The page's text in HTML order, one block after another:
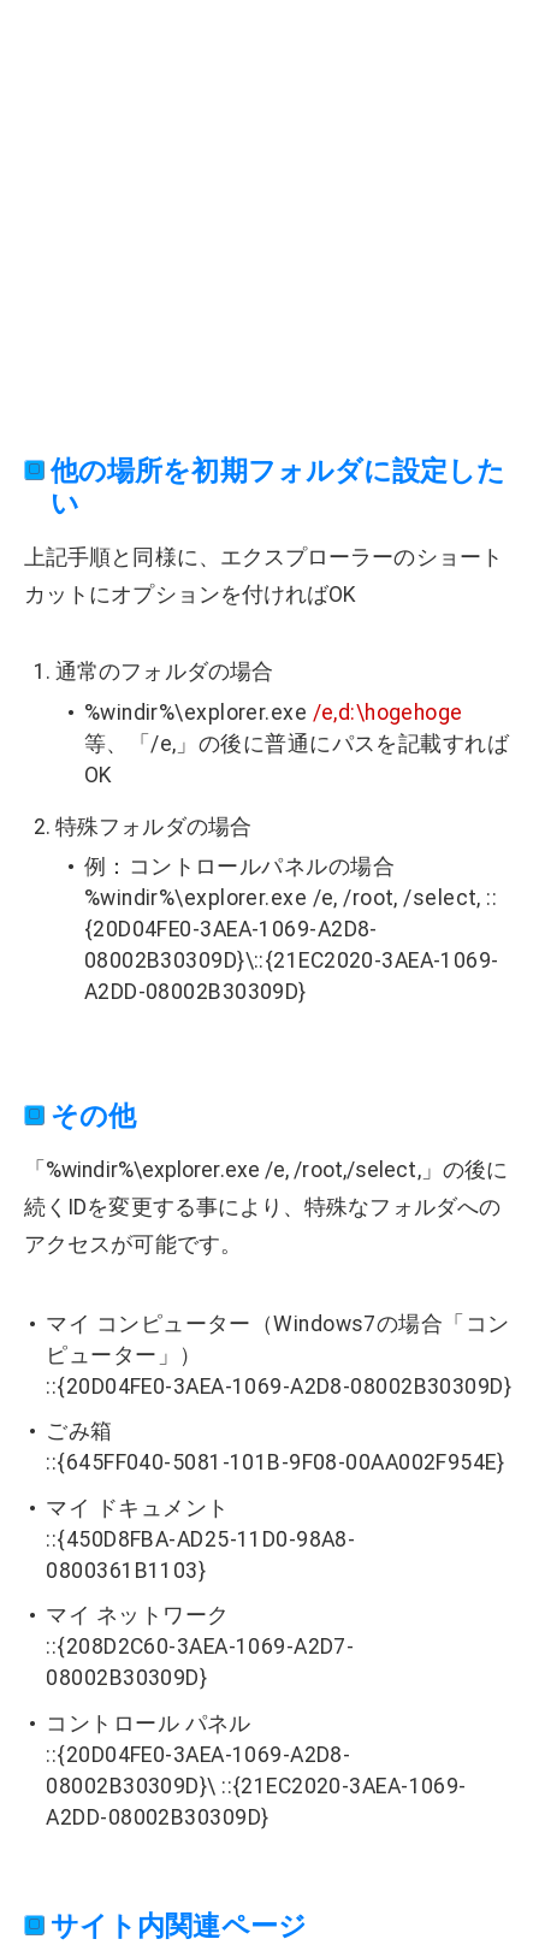
他の場所を初期フォルダに設定した
い
上記手順と同様に、エクスプローラーのショート
カットにオプションを付ければOK
通常のフォルダの場合
%windir%\explorer.exe /e,d:\hogehoge
等、「/e,」の後に普通にパスを記載すれば
OK
特殊フォルダの場合
例：コントロールパネルの場合
%windir%\explorer.exe /e, /root, /select, ::
{20D04FE0-3AEA-1069-A2D8-
08002B30309D}\::{21EC2020-3AEA-1069-
A2DD-08002B30309D}
その他
「%windir%\explorer.exe /e, /root,/select,」の後に
続くIDを変更する事により、特殊なフォルダへの
アクセスが可能です。
マイ コンピューター（Windows7の場合「コン
ピューター」）
::{20D04FE0-3AEA-1069-A2D8-08002B30309D}
ごみ箱
::{645FF040-5081-101B-9F08-00AA002F954E}
マイ ドキュメント
::{450D8FBA-AD25-11D0-98A8-
0800361B1103}
マイ ネットワーク
::{208D2C60-3AEA-1069-A2D7-
08002B30309D}
コントロール パネル
::{20D04FE0-3AEA-1069-A2D8-
08002B30309D}\ ::{21EC2020-3AEA-1069-
A2DD-08002B30309D}
サイト内関連ページ